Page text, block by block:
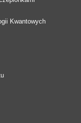
Kwantowych